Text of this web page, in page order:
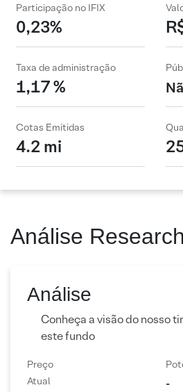
Participação no IFIX
0,23%
Taxa de administração
1,17 %
Cotas Emitidas
4.2 mi
Análise Research
Análise
Conheça a visão do nosso
este fundo
Preço
Atual
-